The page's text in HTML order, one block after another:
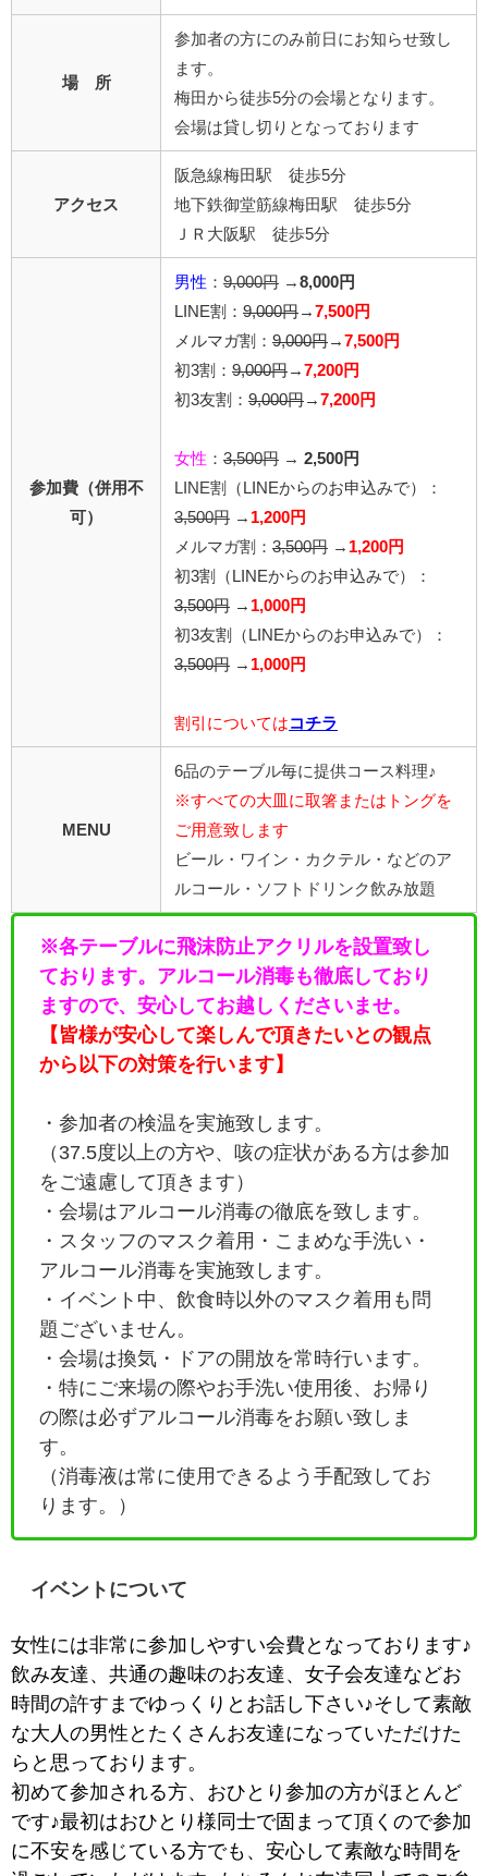
場 所
参加者の方にのみ前日にお知らせ致し
ます。
梅田から徒歩5分の会場となります。
会場は貸し切りとなっております
アクセス
阪急線梅田駅 徒歩5分
地下鉄御堂筋線梅田駅 徒歩5分
ＪＲ大阪駅 徒歩5分
参加費（併用不
可）
男性 ： 9,000円 → 8,000円
LINE割： 9,000円 → 7,500円
メルマガ割： 9,000円 → 7,500円
初3割： 9,000円 → 7,200円
初3友割： 9,000円 → 7,200円
女性 ： 3,500円 → 2,500円
LINE割
（LINEからのお申込みで）
：
3,500円 → 1,200円
メルマガ割： 3,500円 → 1,200円
初3割（LINEからのお申込みで）：
3,500円 → 1,000円
初3友割（LINEからのお申込みで）：
3,500円 → 1,000円
割引については コチラ
MENU
6品のテーブル毎に提供コース料理♪
※すべての大皿に取箸またはトングを
ご用意致します
ビール・ワイン・カクテル・などのア
ルコール・ソフトドリンク飲み放題
※各テーブルに飛沫防止アクリルを設置致し
ております。アルコール消毒も徹底しており
ますので、安心してお越しくださいませ。
【皆様が安心して楽しんで頂きたいとの観点
から以下の対策を行います】
・参加者の検温を実施致します。
（37.5度以上の方や、咳の症状がある方は参加
をご遠慮して頂きます）
・会場はアルコール消毒の徹底を致します。
・ スタッフのマスク着用・こまめな手洗い・
アルコール消毒を実施致します。
・イベント中、飲食時以外のマスク着用も問
題ございません。
・会場は換気・ドアの開放を常時行います。
・特にご来場の際やお手洗い使用後、お帰り
の際は必ずアルコール消毒をお願い致しま
す。
（消毒液は常に使用できるよう手配致してお
ります。）
イベントについて
女性には非常に参加しやすい会費となっております♪
飲み友達、共通の趣味のお友達、女子会友達などお
時間の許すまでゆっくりとお話し下さい♪そして素敵
な大人の男性とたくさんお友達になっていただけた
らと思っております。
初めて参加される方、おひとり参加の方がほとんど
です♪最初はおひとり様同士で固まって頂くので参加
に不安を感じている方でも、安心して素敵な時間を